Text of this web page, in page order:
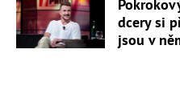
dcery si
jsou v